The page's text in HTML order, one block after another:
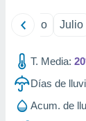
Junio Julio
T. Media:
Días de
Acum. de